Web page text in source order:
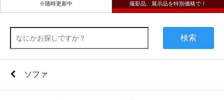
※随時更新中 撮影品、展示品を特別価格で！
検索
ソファ